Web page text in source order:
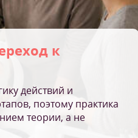
к
действий и
поэтому практика
теории, а не